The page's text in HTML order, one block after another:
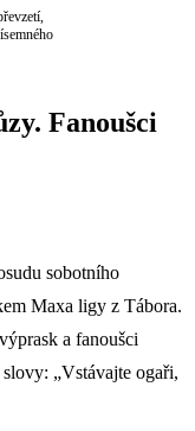
Fanoušci
sobotního
Maxa ligy z Tábora.
a fanoušci
„Vstávajte ogaři,